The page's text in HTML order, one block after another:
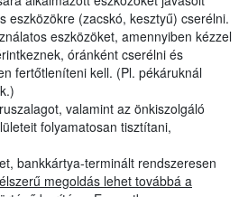
eszközökre (zacskó, kesztyű) cserélni.
eszközöket, amennyiben kézzel
óránként cserélni és
fertőtleníteni kell. (Pl. pékáruknál
valamint az önkiszolgáló
folyamatosan tisztítani,
bankkártya-terminált rendszeresen
megoldás lehet továbbá a